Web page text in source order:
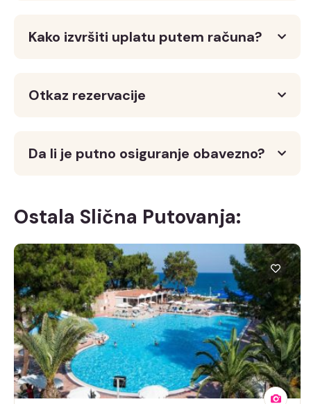
Kako izvršiti uplatu putem računa?
Otkaz rezervacije
Da li je putno osiguranje obavezno?
Ostala Slična Putovanja: